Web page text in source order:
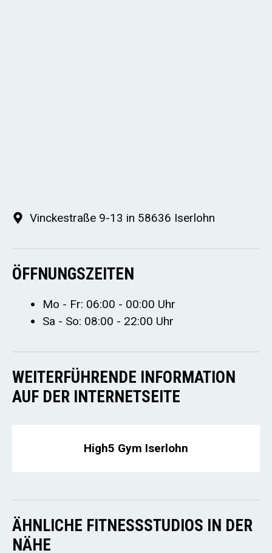
Vinckestraße 9-13 in 58636 Iserlohn
ÖFFNUNGSZEITEN
Mo - Fr: 06:00 - 00:00 Uhr
Sa - So: 08:00 - 22:00 Uhr
WEITERFÜHRENDE INFORMATION
AUF DER INTERNETSEITE
High5 Gym Iserlohn
ÄHNLICHE FITNESSSTUDIOS IN DER
NÄHE